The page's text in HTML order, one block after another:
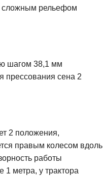
сложным рельефом
шагом 38,1 мм
прессования сена 2
2 положения,
правым колесом вдоль
работы
метра, у трактора